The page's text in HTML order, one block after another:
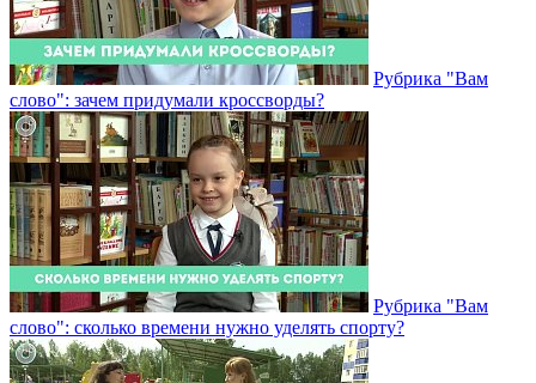
Рубрика "Вам
слово": зачем придумали кроссворды?
Рубрика "Вам
слово": сколько времени нужно уделять спорту?